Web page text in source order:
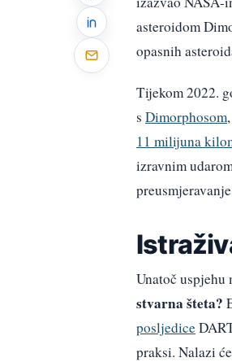
asteroidom
opasnih
Tijekom 2022.
s Dimorphosom
11 milijuna
izravnim
Unatoč uspjehu
stvarna šteta?
posljedice
praksi. Nalazi